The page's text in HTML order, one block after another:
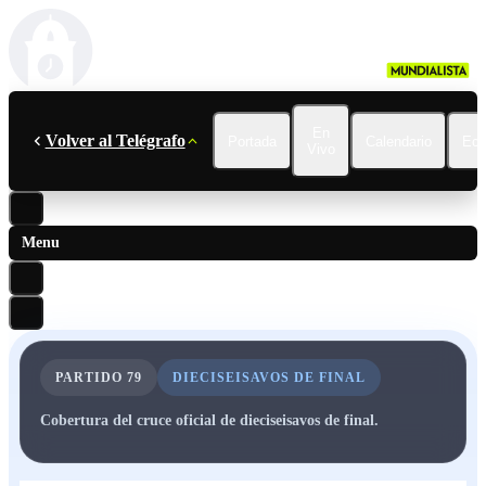
Volver al Telégrafo
Menu
PARTIDO 79 DIECISEISAVOS DE FINAL
Cobertura del cruce oficial de dieciseisavos de final.